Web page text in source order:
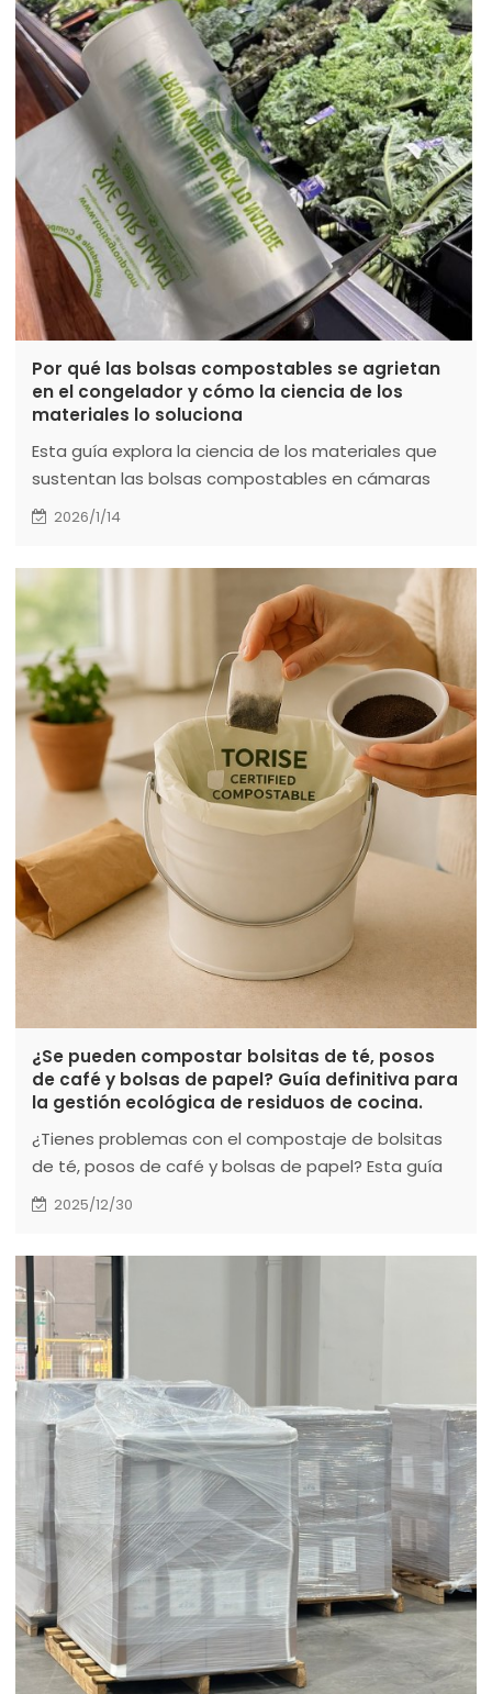
Por qué las bolsas compostables se agrietan
en el congelador y cómo la ciencia de los
materiales lo soluciona
Esta guía explora la ciencia de los materiales que
sustentan las bolsas compostables en cámaras
frigoríficas, centrándose específicamente en el
en el congelador y descubra consejos profesionales
de manipulación, como la regla del "templado",
para garantizar la frescura de los alimentos y la
integridad de las bolsas. Torise Biomaterials ofrece
información fiable para una cocina sin plásticos.
2026/1/14
¿Se pueden compostar bolsitas de té, posos
de café y bolsas de papel? Guía definitiva para
la gestión ecológica de residuos de cocina.
¿Tienes problemas con el compostaje de bolsitas
de té, posos de café y bolsas de papel? Esta guía
experta de TORISE BIOMATERIALES explica qué
plástico presente en las bolsitas de té. Aprende el
sencillo método de 3 pasos para crear compost
rico en nutrientes y descubre por qué elegir las
bolsas y bolsas compostables con certificación
ASTM D6400/EN13432 de TORISE es fundamental
para un sistema de gestión de residuo
2025/12/30